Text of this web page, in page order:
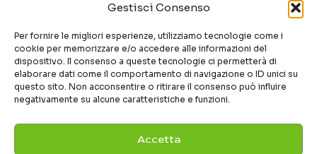
Gestisci Consenso
Per fornire le migliori esperienze, utilizziamo tecnologie come i
cookie per memorizzare e/o accedere alle informazioni del
dispositivo. Il consenso a queste tecnologie ci permetterà di
elaborare dati come il comportamento di navigazione o ID unici su
questo sito. Non acconsentire o ritirare il consenso può influire
negativamente su alcune caratteristiche e funzioni.
Accetta